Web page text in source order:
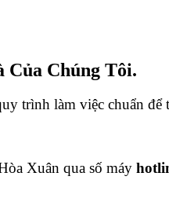
Của Chúng Tôi.
trình làm việc chuẩn để
Xuân qua số máy